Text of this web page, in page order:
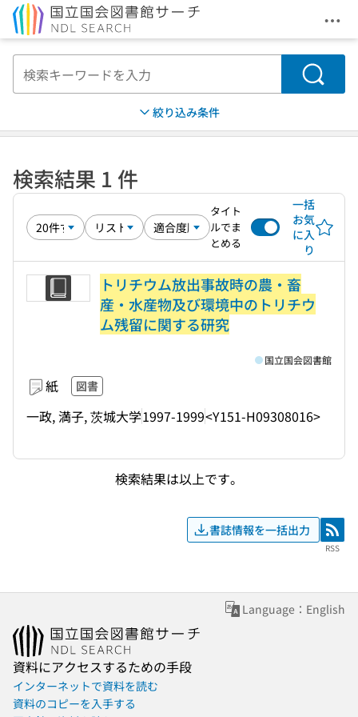
メ
検索
絞り込み条件
検索結果 1 件
タイト
ルでま
とめる
一括
お気
に入
り
トリチウム放出事故時の農・畜
産・水産物及び環境中のトリチウ
ム残留に関する研究
紙 図書
一政, 満子, 茨城大学1997-1999<Y151-H09308016>
国立国会図書館
検索結果は以上です。
書誌情報を一括出力 RSS
RSS
Language：English
資料にアクセスするための手段
インターネットで資料を読む
資料のコピーを入手する